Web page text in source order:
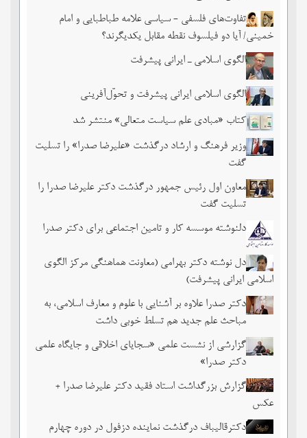
تفاوت‌های فلسفی - سیاسی علامه طباطبایی و امام
خمینی/ آیا دو فیلسوف نقطه مقابل یکدیگرند؟
الگوی اسلامی ـ ایرانی پیشرفت
الگوی اسلامی ایرانی پیشرفت و تحوّل‌آفرینی
کتاب «مبادی علم سیاست متعالی» منتشر شد
وزیر فرهنگ و ارشاد درگذشت «علیرضا صدرا» را تسلیت
گفت
معاون اول رئیس جمهور درگذشت دکتر علیرضا صدرا را
تسلیت گفت
دلنوشته موسسه کار و تامین اجتماعی برای دکتر صدرا
دل نوشته دکتر بهرامی (معاونت هماهنگی مرکز الگوی
اسلامی ایرانی پیشرفت)
دکتر صدرا علاوه بر آشنایی با علوم و معارف اسلامی، به
مباحث علم جدید هم تسلط خوبی داشت
گزارشی از نشست علمی «سجایای اخلاقی و جایگاه علمی
دکتر صدرا»
گزارش بزرگداشت استاد فقید دکتر علیرضا صدرا +
عکس
دکترقالیباف درگذشت نماینده دزفول در دوره چهارم